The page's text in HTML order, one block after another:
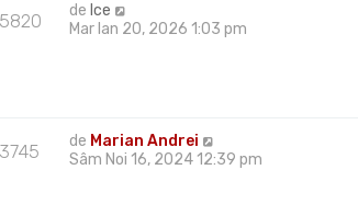
a
j
de Ice
Mar Ian 20, 2026 1:03 pm
de Marian Andrei
Sâm Noi 16, 2024 12:39 pm